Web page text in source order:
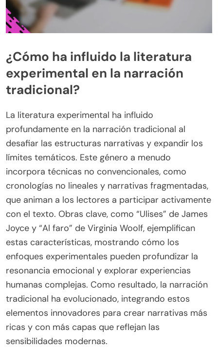
¿Cómo ha influido la literatura
experimental en la narración
tradicional?
La literatura experimental ha influido
profundamente en la narración tradicional al
desafiar las estructuras narrativas y expandir los
límites temáticos. Este género a menudo
incorpora técnicas no convencionales, como
cronologías no lineales y narrativas fragmentadas,
que animan a los lectores a participar activamente
con el texto. Obras clave, como “Ulises” de James
Joyce y “Al faro” de Virginia Woolf, ejemplifican
estas características, mostrando cómo los
enfoques experimentales pueden profundizar la
resonancia emocional y explorar experiencias
humanas complejas. Como resultado, la narración
tradicional ha evolucionado, integrando estos
elementos innovadores para crear narrativas más
ricas y con más capas que reflejan las
sensibilidades modernas.